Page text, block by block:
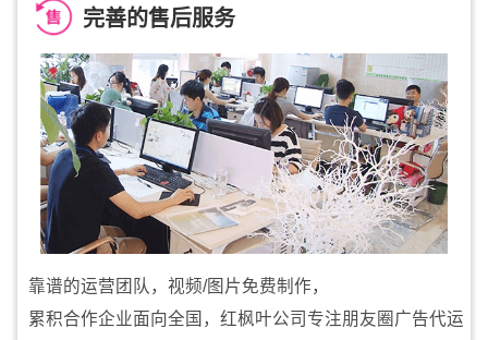
完善的售后服务
靠谱的运营团队，视频/图片免费制作，
累积合作企业面向全国，红枫叶公司专注朋友圈广告代运